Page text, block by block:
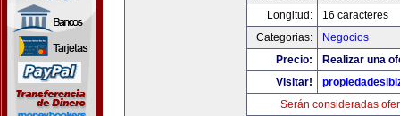
Longitud:
16 caracteres
Categorias:
Negocios
Precio:
Realizar una
Visitar!
Serán consideradas